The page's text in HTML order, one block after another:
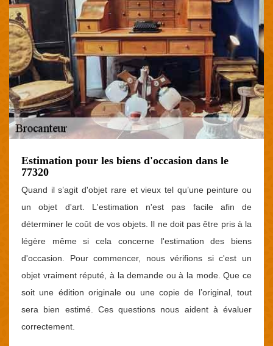
Estimation pour les biens d'occasion dans le
77320
Quand il s’agit d'objet rare et vieux tel qu’une peinture ou
un objet d'art. L'estimation n'est pas facile afin de
déterminer le coût de vos objets. Il ne doit pas être pris à la
légère même si cela concerne l'estimation des biens
d'occasion. Pour commencer, nous vérifions si c'est un
objet vraiment réputé, à la demande ou à la mode. Que ce
soit une édition originale ou une copie de l’original, tout
sera bien estimé. Ces questions nous aident à évaluer
correctement.